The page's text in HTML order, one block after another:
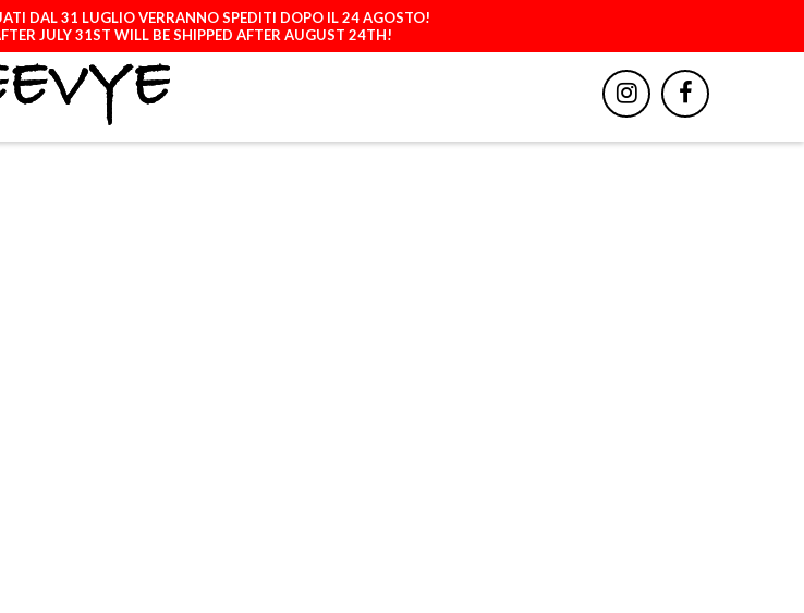
DAL 31 LUGLIO VERRANNO SPEDITI DOPO IL 24 AGOSTO!
JULY 31ST WILL BE SHIPPED AFTER AUGUST 24TH!
LICENCES ACCESSORI